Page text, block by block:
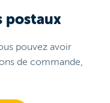
postaux
pouvez avoir
de commande,